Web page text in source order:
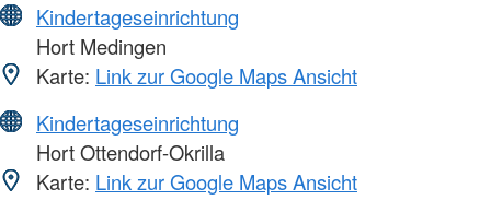
Kindertageseinrichtung
Hort Medingen
Karte: Link zur Google Maps Ansicht
Kindertageseinrichtung
Hort Ottendorf-Okrilla
Karte: Link zur Google Maps Ansicht